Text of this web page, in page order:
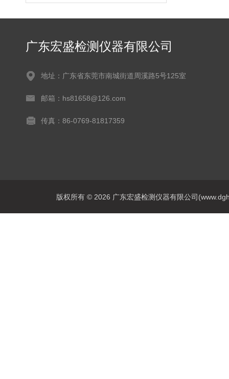
广东宏盛检测仪器有限公司
地址：广东省东莞市南城街道周溪路5号125室
邮箱：hs81658@126.com
传真：86-0769-81817359
版权所有 © 2026 广东宏盛检测仪器有限公司